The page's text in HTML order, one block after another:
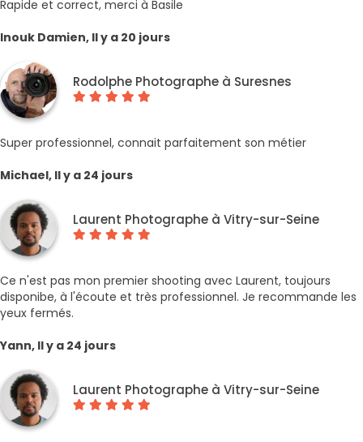
Rapide et correct, merci à Basile
Inouk Damien, Il y a 20 jours
Rodolphe Photographe à Suresnes
Super professionnel, connait parfaitement son métier
Michael, Il y a 24 jours
Laurent Photographe à Vitry-sur-Seine
Ce n'est pas mon premier shooting avec Laurent, toujours
disponibe, à l'écoute et très professionnel. Je recommande les
yeux fermés.
Yann, Il y a 24 jours
Laurent Photographe à Vitry-sur-Seine